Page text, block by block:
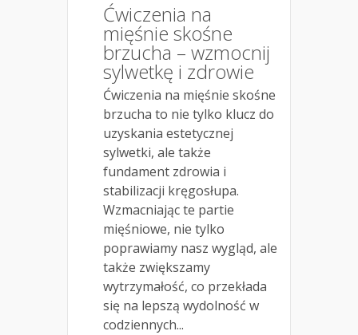
Ćwiczenia na
mięśnie skośne
brzucha – wzmocnij
sylwetkę i zdrowie
Ćwiczenia na mięśnie skośne
brzucha to nie tylko klucz do
uzyskania estetycznej
sylwetki, ale także
fundament zdrowia i
stabilizacji kręgosłupa.
Wzmacniając te partie
mięśniowe, nie tylko
poprawiamy nasz wygląd, ale
także zwiększamy
wytrzymałość, co przekłada
się na lepszą wydolność w
codziennych...